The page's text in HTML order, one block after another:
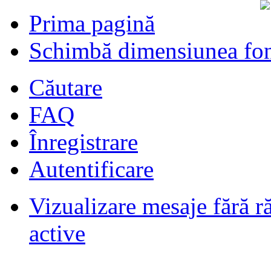
Prima pagină
Schimbă dimensiunea
Căutare
FAQ
Înregistrare
Autentificare
Vizualizare mesaje fără
active
Filmari si fotografii DPS de DPS
ultimul raspuns:DPS
Masini de inchiriatin Baucuresti
aeroportdeparaschivrazvan25